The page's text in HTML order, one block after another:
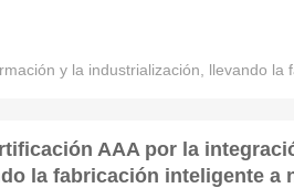
y la industrialización, llevando la
AAA por la
la fabricación inteligente a